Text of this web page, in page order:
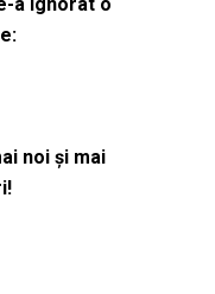
noi și mai